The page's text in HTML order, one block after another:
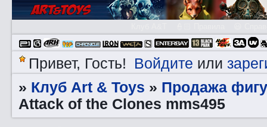
Привет, Гость! Войдите или
» Клуб Art & Toys » Продажа
Attack of the Clones mms495